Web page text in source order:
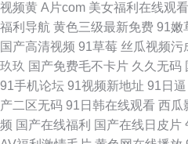
视频黄 A片com 美女福利在线观看
福利导航 黄色三级最新免费 91嫩
国产高清视频 91草莓 丝瓜视频污
玖玖 国产免费毛不卡片 久久无码
91手机论坛 91视频新地址 91日逼
产二区无码 91日韩在线观看 西瓜
频 国产在线福利 国产在线日皮片